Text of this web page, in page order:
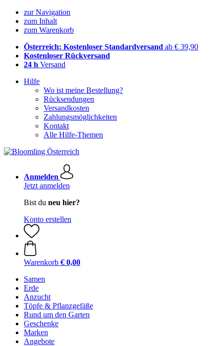
zur Navigation
zum Inhalt
zum Warenkorb
Österreich: Kostenloser Standardversand ab € 39,90
Kostenloser Rückversand
24 h Versand
Hilfe
Wo ist meine Bestellung?
Rücksendungen
Versandkosten
Zahlungsmöglichkeiten
Kontakt
Alle Hilfe-Themen
Anmelden
Jetzt anmelden
Bist du neu hier?
Konto erstellen
Warenkorb € 0,00
Samen
Erde
Anzucht
Töpfe & Pflanzgefäße
Rund um den Garten
Geschenke
Marken
Angebote